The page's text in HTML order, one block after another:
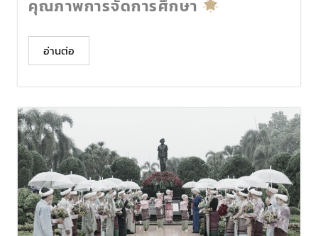
คุณภาพการจัดการศึกษา
อ่านต่อ